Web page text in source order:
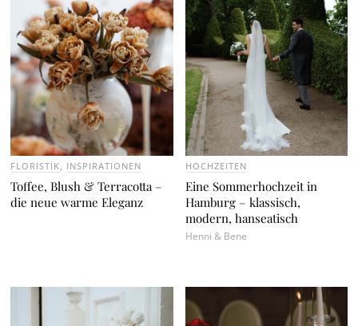
FLORISTIK INSPIRATIONEN
Toffee, Blush & Terracotta –
die neue warme Eleganz
HOCHZEITEN
Eine Sommerhochzeit in
Hamburg – klassisch,
modern, hanseatisch
Henni & Bene